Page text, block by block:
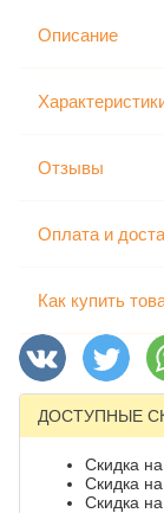
Описание
Отзывы
Оплата и
Как купить
ДОСТУПНЫЕ
Скидка
Скидка
Скидка